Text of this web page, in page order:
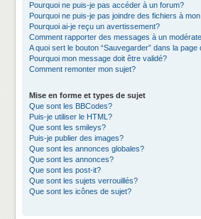
Pourquoi ne puis-je pas accéder à un forum?
Pourquoi ne puis-je pas joindre des fichiers à
Pourquoi ai-je reçu un avertissement?
Comment rapporter des messages à un
A quoi sert le bouton “Sauvegarder” dans la
Pourquoi mon message doit être validé?
Comment remonter mon sujet?
Mise en forme et types de sujet
Que sont les BBCodes?
Puis-je utiliser le HTML?
Que sont les smileys?
Puis-je publier des images?
Que sont les annonces globales?
Que sont les annonces?
Que sont les post-it?
Que sont les sujets verrouillés?
Que sont les icônes de sujet?